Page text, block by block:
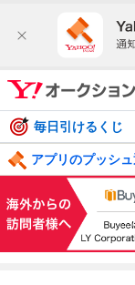
毎日引けるくじ
アプリのプッシ